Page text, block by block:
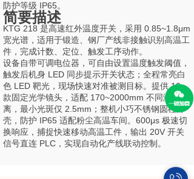
防护等级 IP65。
简要描述
KTG 218 是高速红外温度开关，采用 0.85~1.8μm
宽光谱，适用于锻造、钢厂产线非接触识别高温工
件，完成计数、定位、触发工序动作。
设备自带可调电位器，可自由设置温度触发阈值，
触发后机身 LED 同步提示开关状态；全程常亮白
色 LED 靶光，现场快速对准被测目标。提供 10
款固定光学镜头，适配 170~2000mm 不同测量距
离，最小光斑仅 2.5mm；整机小巧不锈钢圆柱外
壳，防护 IP65 适配粉尘高温车间。600μs 极速切
换响应，捕捉快速移动高温工件，输出 20V 开关
信号直连 PLC，实现自动化产线联动控制。